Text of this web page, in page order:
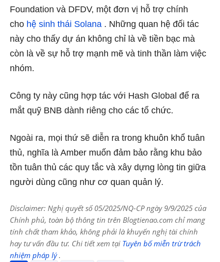
Foundation và DFDV, một đơn vị hỗ trợ chính
cho hệ sinh thái Solana . Những quan hệ đối tác
này cho thấy dự án không chỉ là về tiền bạc mà
còn là về sự hỗ trợ mạnh mẽ và tinh thần làm việc
nhóm.
Công ty này cũng hợp tác với Hash Global để ra
mắt quỹ BNB dành riêng cho các tổ chức.
Ngoài ra, mọi thứ sẽ diễn ra trong khuôn khổ tuân
thủ, nghĩa là Amber muốn đảm bảo rằng khu bảo
tồn tuân thủ các quy tắc và xây dựng lòng tin giữa
người dùng cũng như cơ quan quản lý.
Disclaimer: Nghị quyết số 05/2025/NQ-CP ngày 9/9/2025 của
Chính phủ, toàn bộ thông tin trên Blogtienao.com chỉ mang
tính chất tham khảo, không phải là khuyến nghị tài chính
hay tư vấn đầu tư. Chi tiết xem tại Tuyên bố miễn trừ trách
nhiệm pháp lý.